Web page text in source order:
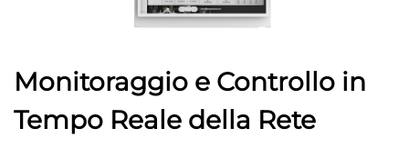
Monitoraggio e Controllo in
Tempo Reale della Rete